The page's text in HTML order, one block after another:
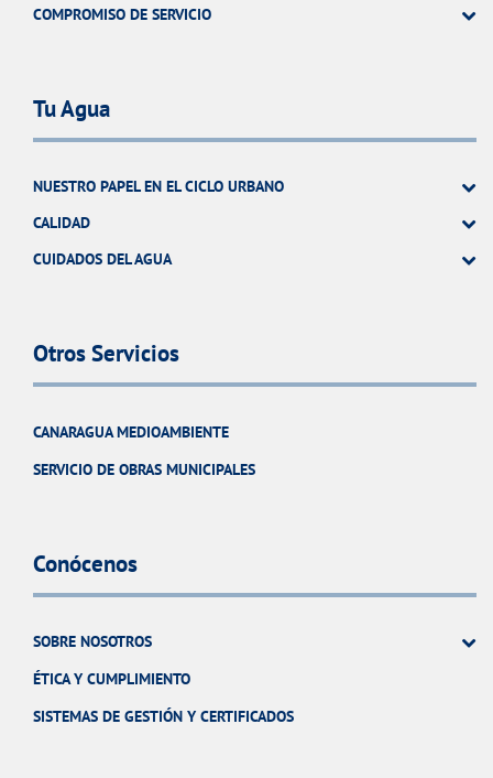
COMPROMISO DE SERVICIO
Tu Agua
NUESTRO PAPEL EN EL CICLO URBANO
CALIDAD
CUIDADOS DEL AGUA
Otros Servicios
CANARAGUA MEDIOAMBIENTE
SERVICIO DE OBRAS MUNICIPALES
Conócenos
SOBRE NOSOTROS
ÉTICA Y CUMPLIMIENTO
SISTEMAS DE GESTIÓN Y CERTIFICADOS